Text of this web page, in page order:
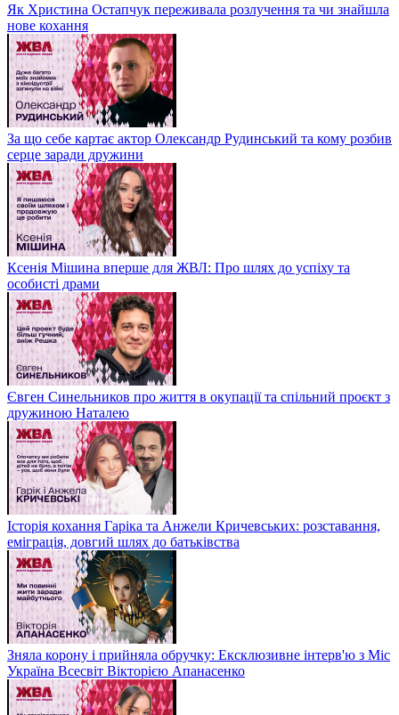
Як Христина Остапчук переживала розлучення та чи знайшла
нове кохання
За що себе картає актор Олександр Рудинський та кому розбив
серце заради дружини
Ксенія Мішина вперше для ЖВЛ: Про шлях до успіху та
особисті драми
Євген Синельников про життя в окупації та спільний проєкт з
дружиною Наталею
Історія кохання Гаріка та Анжели Кричевських: розставання,
еміграція, довгий шлях до батьківства
Зняла корону і прийняла обручку: Ексклюзивне інтерв'ю з Міс
Україна Всесвіт Вікторією Апанасенко